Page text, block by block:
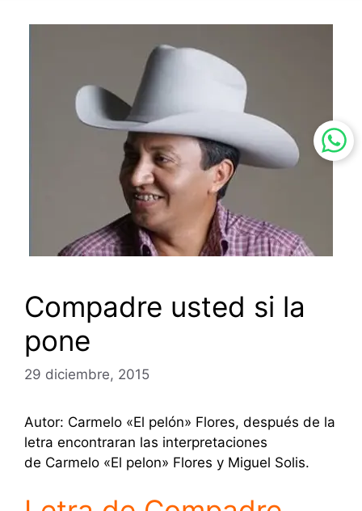
Compadre usted si la
pone
29 diciembre, 2015
Autor: Carmelo «El pelón» Flores, después de la
letra encontraran las interpretaciones
de Carmelo «El pelon» Flores y Miguel Solis.